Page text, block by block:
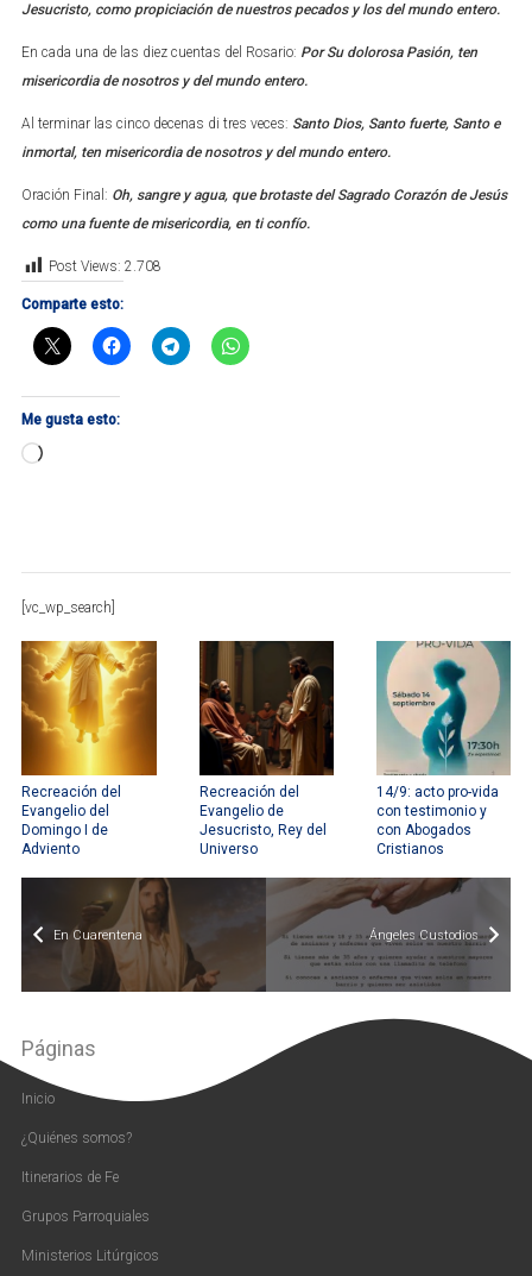
Jesucristo, como propiciación de nuestros pecados y los del mundo entero.
En cada una de las diez cuentas del Rosario: Por Su dolorosa Pasión, ten
misericordia de nosotros y del mundo entero.
Al terminar las cinco decenas di tres veces: Santo Dios, Santo fuerte, Santo e
inmortal, ten misericordia de nosotros y del mundo entero.
Oración Final: Oh, sangre y agua, que brotaste del Sagrado Corazón de Jesús
como una fuente de misericordia, en ti confío.
Post Views: 2.708
Comparte esto:
Me gusta esto:
Cargando...
[vc_wp_search]
Recreación del
Evangelio del
Domingo I de
Adviento
Recreación del
Evangelio de
Jesucristo, Rey del
Universo
14/9: acto pro-vida
con testimonio y
con Abogados
Cristianos
En Cuarentena Ángeles Custodios
Páginas
Inicio
¿Quiénes somos?
Itinerarios de Fe
Grupos Parroquiales
Ministerios Litúrgicos